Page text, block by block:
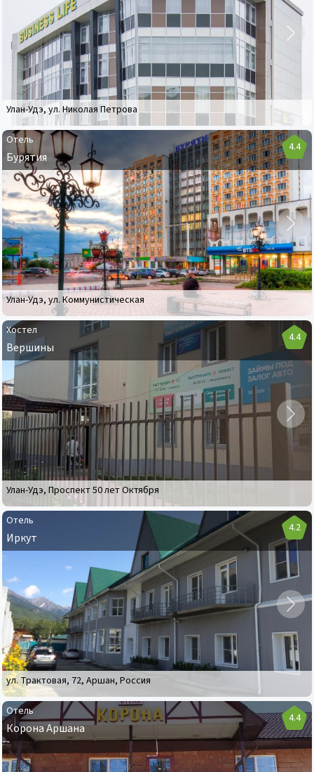
Лайф
Улан-Удэ, ул. Николая Петрова
Отель
Бурятия
Отель
Бурятия
Улан-Удэ, ул. Коммунистическая
4.4
Хостел
Вершины
Хостел
Вершины
Улан-Удэ, Проспект 50 лет Октября
4.4
Отель
Иркут
Иркут
ул. Трактовая, 72, Аршан, Россия
4.2
Отель
Корона Аршана
Отель
Корона
4.4